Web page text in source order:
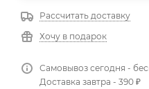
Рассчитать доставку
Хочу в подарок
Самовывоз сегодня -
Доставка завтра - 390 ₽